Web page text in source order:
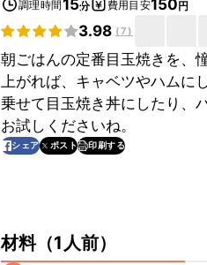
調理時間15分 費用目安150円
3.98 (7)
朝ごはんの定番目玉焼きを
上がれば、キャベツやハムに
乗せて目玉焼き丼にしたり、
お試しくださいね。
シェア ポスト 印刷する
材料（1人前）